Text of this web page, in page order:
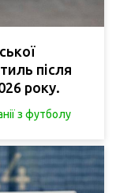
після
року.
з футболу